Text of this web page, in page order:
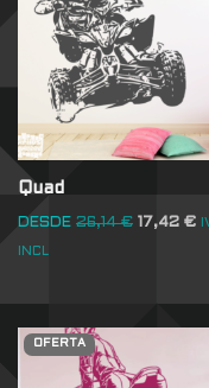
Quad
DESDE 26,14€ 17,42 €
INCL
OFERTA